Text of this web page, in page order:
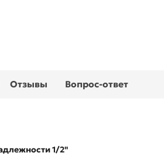
Отзывы Вопрос-ответ
1/2"